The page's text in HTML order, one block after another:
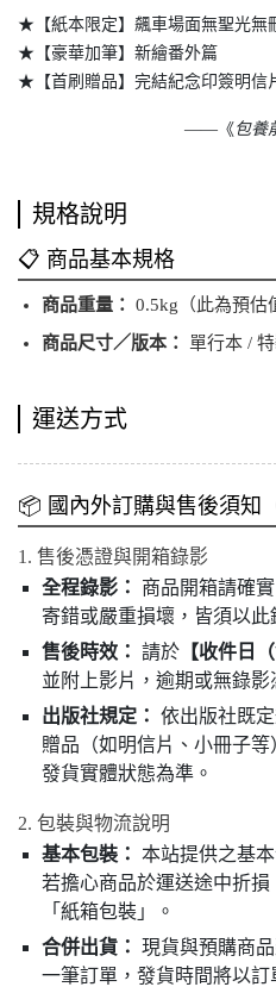
★【紙本限定】飆車場面無聖光無
★【豪華加筆】新繪番外篇
★【首刷贈品】完結紀念印簽明信
——《 包養
規格說明
📋 商品基本規格
商品重量： 0.5kg（此為預估
商品尺寸／版本：
單行本 /
運送方式
📦 國內外訂購與售後須知
1. 售後憑證與開箱錄影
全程錄影：
商品開箱請確實
寄錯或嚴重損壞，皆須以
售後時效： 請於 【收件日
並附上影片，逾期或無錄影
出版社規定： 依出版社既
贈品（如明信片、小冊子
發貨實體狀態為準。
2. 包裝與物流說明
基本包裝： 本站提供之基
若擔心商品於運送途中折
「紙箱包裝」。
合併出貨： 現貨與預購商
一筆訂單，發貨時間將以